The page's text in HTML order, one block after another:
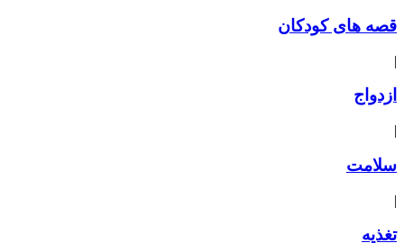
قصه های کودکان
|
ازدواج
|
سلامت
|
تغذیه